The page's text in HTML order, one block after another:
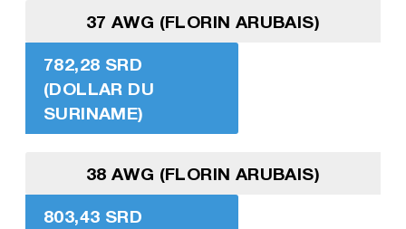
37 AWG (FLORIN ARUBAIS)
782,28 SRD
(DOLLAR DU
SURINAME)
38 AWG (FLORIN ARUBAIS)
803,43 SRD